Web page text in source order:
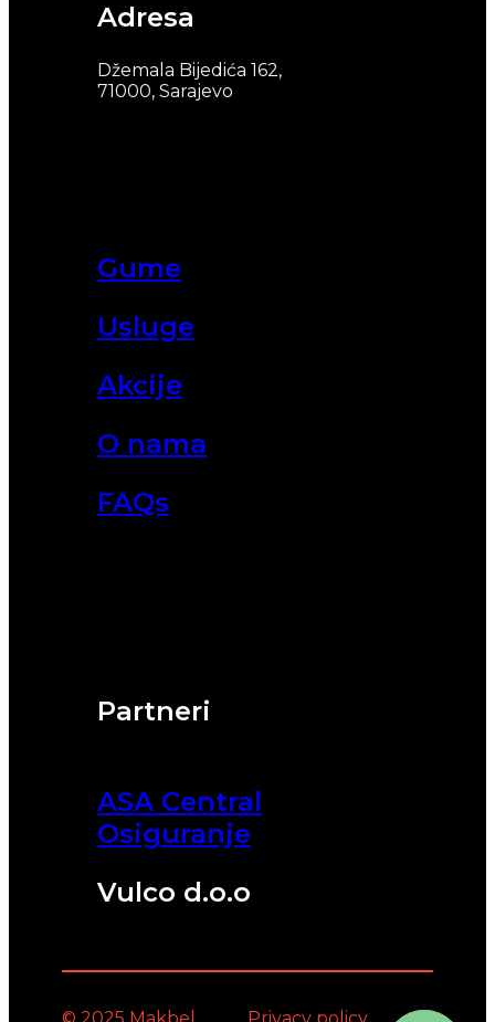
Partneri
ASA Central
Osiguranje
Vulco d.o.o
Gume
Usluge
Akcije
O nama
FAQs
Adresa
Džemala Bijedića 162,
71000, Sarajevo